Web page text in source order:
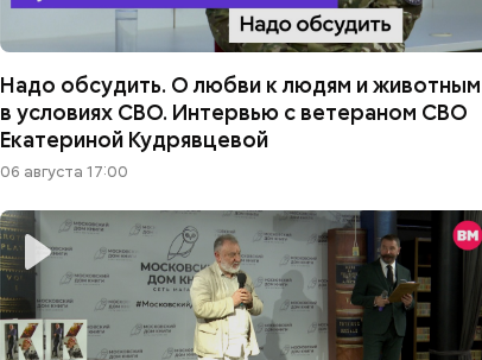
Надо обсудить. О любви к людям и животным
в условиях СВО. Интервью с ветераном СВО
Екатериной Кудрявцевой
06 августа 17:00